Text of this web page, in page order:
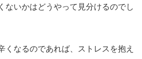
ないかはどうやって見分けるのでし
くなるのであれば、ストレスを抱え